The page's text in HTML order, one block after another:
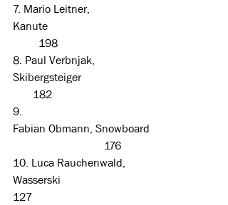
7. Mario Leitner,
Kanute
198
8. Paul Verbnjak,
Skibergsteiger
182
9.
Fabian Obmann, Snowboard
176
10. Luca Rauchenwald,
Wasserski
127